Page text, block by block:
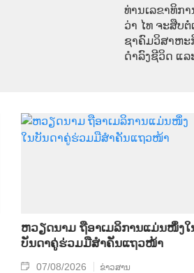
ທ່ານ​ເລ​ຂາ​ທິ​ກ
ວ່າ ໄທ​ ຈະ​ສືບ​
ຊາ​ຄົມ​ວ​ິ​ສາ​ຫະ​
ດຳ​ລົງ​ຊີ​ວິດ ແລ
ຫ​ວຽດ​ນາມ ຖື​ອາ​ເມ​ລິ​ການ​ແມ່ນ​ໜຶ່ງ​ໃ
ບັນ​ດາ​ຄູ່​ຮ່ວມ​ມື​ສຳ​ຄັນ​ແຖວ​ໜ້າ
07/08/2026 ຂ່າວສານ